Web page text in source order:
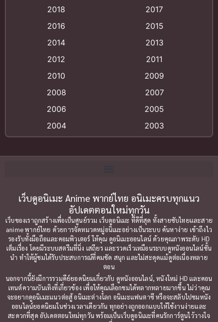
Animation แอนิเมชัน
(9)
Big tits (นมใหญ่)
Bitch (ผู้หญิงร่าน)
Bondage (ทาส)(1)
Censored (เซ็นเซอร์)(19)
Comedy (ตลก)(79)
Comedy ตลก
Comic Book การ์ตูน(1)
Coming of Age ก้าวพ้นวัย (7)
2018
2017
2016
2015
2014
2013
2012
2011
2010
2009
2008
2007
2006
2005
2004
2003
2000
1999
1996
1990
1989
1988
1987
1985
1984
1983
1982
1981
1980
1979
1977
1972
เว็บดูอนิเมะ Anime พากย์ไทย อนิเมะครบทุกแนว
อัปเดตตอนใหม่ทุกวัน
เว็บของเราถูกสร้างเพื่อเป็นศูนย์รวม เว็บดูอนิเมะ ที่ดีที่สุด ทั้งสายซับไทยและสาย
anime พากย์ไทย ด้วยการจัดหมวดหมู่อนิเมะอย่างเป็นระบบ ค้นหาง่าย เข้าถึงไว
รองรับทั้งมือถือและคอมพิวเตอร์ ให้คุณ ดูอนิเมะออนไลน์ ด้วยคุณภาพระดับ HD
เต็มเรื่อง โดยมีระบบสตรีมที่นิ่ง เสถียร และรวดเร็วเหมือนระบบดูหนังออนไลน์ชั้น
นำ ทำให้ผู้ชมได้รับประสบการณ์ที่คมชัด สนุก และไม่สะดุดแม้ดูต่อเนื่องหลาย
ตอน
นอกจากนี้ยังมีการรวมคีย์ยอดนิยมเกี่ยวกับ ดูหนังออนไลน์, หนังใหม่ HD และคอน
เทนต์ความบันเทิงที่เกี่ยวข้อง เพื่อให้คุณเลือกชมได้หลากหลายมากขึ้น ไม่ว่าคุณ
จะอยากดูอนิเมะแนวต่อสู้ อนิเมะต่างโลก อนิเมะแฟนตาซี หรือจะสลับไปชมหนัง
ออนไลน์ยอดนิยมในช่วงเวลาเดียวกัน ทุกอย่างถูกออกแบบให้ใช้งานง่ายและ
สะดวกที่สุด อัปเดตตอนใหม่ทุกวัน พร้อมเป็นเว็บดูอนิเมะที่คนรักการ์ตูนไว้วางใจ